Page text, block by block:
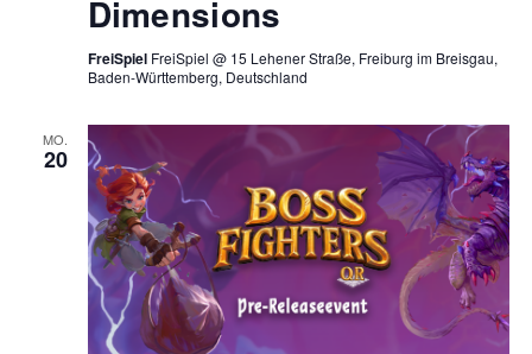
Dimensions
FreiSpiel FreiSpiel @ 15 Lehener Straße, Freiburg im Breisgau,
Baden-Württemberg, Deutschland
MO.
20